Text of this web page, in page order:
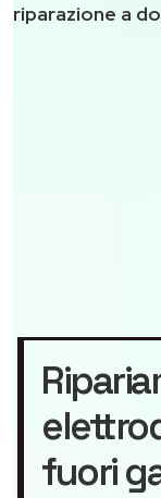
riparazione a
fuori